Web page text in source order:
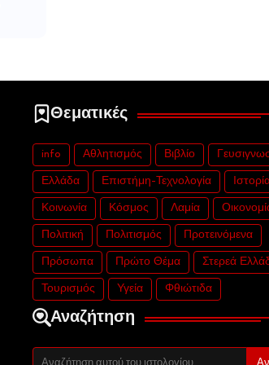
Θεματικές
info Αθλητισμός Βιβλίο
Ελλάδα Επιστήμη-Τεχνολογία
Κοινωνία Κόσμος Λαμία
Πολιτική Πολιτισμός Προτεινόμενα
Πρόσωπα Πρώτο Θέμα Στερεά
Τουρισμός Υγεία Φθιώτιδα
Αναζήτηση